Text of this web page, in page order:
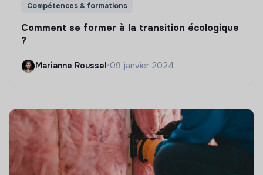
Compétences & formations
Comment se former à la transition écologique
?
Marianne Roussel •09 janvier 2024